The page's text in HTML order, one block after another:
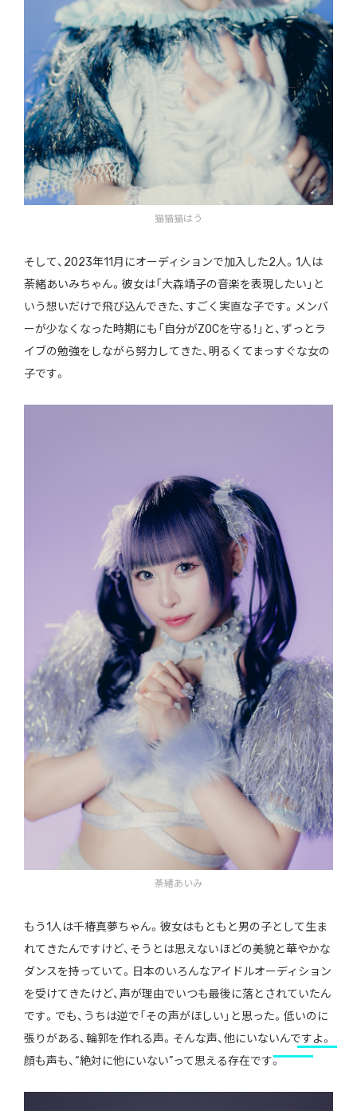
猫猫猫はう
そして、2023年11月にオーディションで加入した2人。1人は
荼緒あいみちゃん。彼女は「大森靖子の音楽を表現したい」と
いう想いだけで飛び込んできた、すごく実直な子です。メンバ
ーが少なくなった時期にも「自分がZOCを守る！」と、ずっとラ
イブの勉強をしながら努力してきた、明るくてまっすぐな女の
子です。
荼緒あいみ
もう1人は千椿真夢ちゃん。彼女はもともと男の子として生ま
れてきたんですけど、そうとは思えないほどの美貌と華やかな
ダンスを持っていて。日本のいろんなアイドルオーディション
を受けてきたけど、声が理由でいつも最後に落とされていたん
です。でも、うちは逆で「その声がほしい」と思った。低いのに
張りがある、輪郭を作れる声。そんな声、他にいないんですよ。
顔も声も、“絶対に他にいない”って思える存在です。